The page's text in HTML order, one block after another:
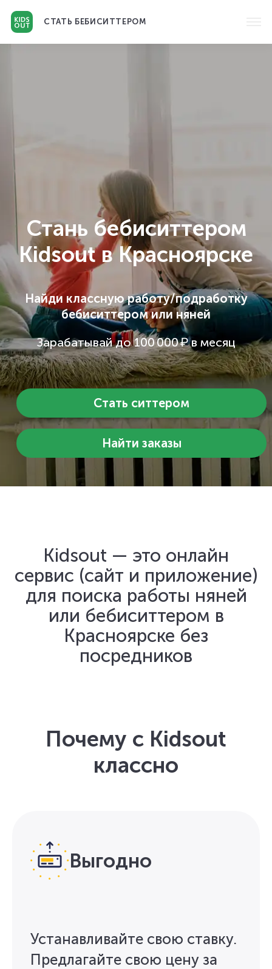
СТАТЬ БЕБИСИТТЕРОМ
Стань бебиситтером
Kidsout в Красноярске
Найди классную работу/подработку
бебиситтером или няней
Зарабатывай до 100 000 ₽ в месяц
Стать ситтером
Найти заказы
Kidsout — это онлайн
сервис (сайт и приложение)
для поиска работы няней
или бебиситтером в
Красноярске без
посредников
Почему с Kidsout
классно
Выгодно
Устанавливайте свою ставку.
Предлагайте свою цену за